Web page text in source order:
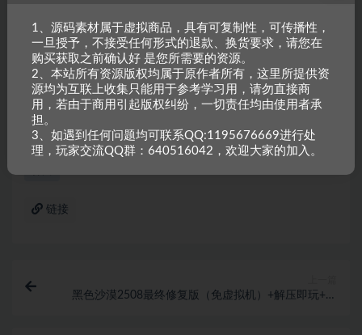
声明：本站所有文章，如无特殊说明或标注，均为本站原创发
布。任何个人或组织，在未征得本站同意时，禁止复制、盗用、
采集、发布本站内容到任何网站、书籍等各类媒体平台。如若本
站内容侵犯了原著者的合法权益，可联系我们进行处理。 资源均
来自互联网收集整理，故不能规避源码是否存在病毒还是杀毒软
件误报的情况，需要大家在使用前自行进行甄别。
链接
黑色沙漠2508最终修复版（免虚拟机）+解压即玩+特
1、源码素材属于虚拟商品，具有可复制性，可传播性，
一旦授予，不接受任何形式的退款、换货要求，请您在
购买获取之前确认好 是您所需要的资源。
2、本站所有资源版权均属于原作者所有，这里所提供资
源均为互联上收集只能用于参考学习用，请勿直接商
用，若由于商用引起版权纠纷，一切责任均由使用者承
担。
3、如遇到任何问题均可联系QQ:1195676669进行处
理，玩家交流QQ群：640516042，欢迎大家的加入。